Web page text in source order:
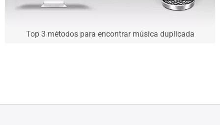
Top 3 métodos para encontrar música duplicada